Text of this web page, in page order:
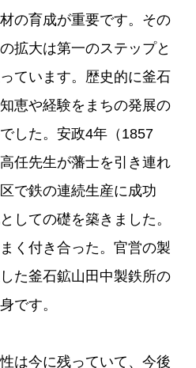
の育成が重要です。その
拡大は第一のステップと
ています。歴史的に釜石
恵や経験をまちの発展の
した。安政4年（1857
任先生が藩士を引き連れ
で鉄の連続生産に成功
しての礎を築きました。
く付き合った。官営の製
た釜石鉱山田中製鉄所の
です。
は今に残っていて、今後